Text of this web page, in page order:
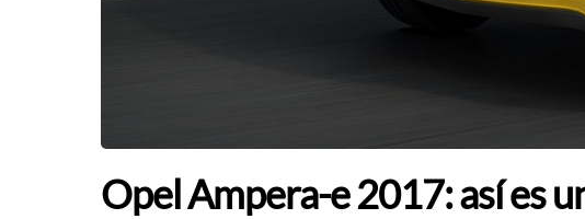
Opel Ampera-e 2017: así es